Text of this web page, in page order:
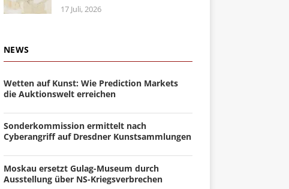
17 Juli, 2026
NEWS
Wetten auf Kunst: Wie Prediction Markets
die Auktionswelt erreichen
Sonderkommission ermittelt nach
Cyberangriff auf Dresdner Kunstsammlungen
Moskau ersetzt Gulag-Museum durch
Ausstellung über NS-Kriegsverbrechen